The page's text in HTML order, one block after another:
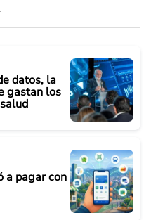
datos, la
gastan los
a pagar con